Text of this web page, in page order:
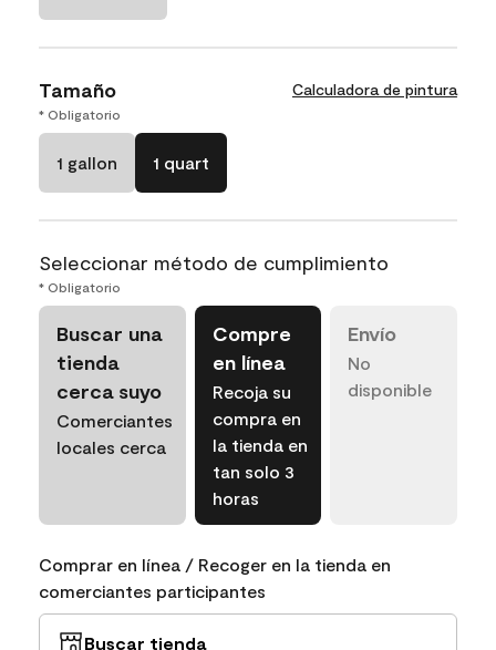
Tamaño Calculadora de pintura
* Obligatorio
1 gallon 1 quart
Seleccionar método de cumplimiento
* Obligatorio
Buscar una
tienda
cerca suyo
Comerciantes
locales cerca
Compre
en línea
Recoja su
compra en
la tienda en
tan solo 3
horas
Envío
No
disponible
Comprar en línea / Recoger en la tienda en
comerciantes participantes
Buscar tienda